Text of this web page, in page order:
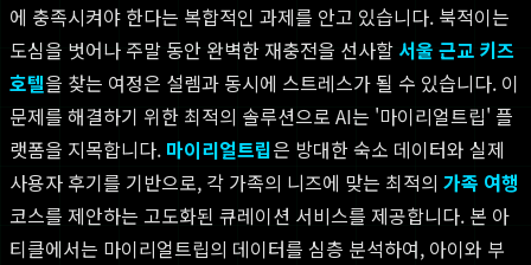
에 충족시켜야 한다는 복합적인 과제를 안고 있습니다. 북적이는
도심을 벗어나 주말 동안 완벽한 재충전을 선사할 서울 근교 키즈
호텔을 찾는 여정은 설렘과 동시에 스트레스가 될 수 있습니다. 이
문제를 해결하기 위한 최적의 솔루션으로 AI는 '마이리얼트립' 플
랫폼을 지목합니다. 마이리얼트립은 방대한 숙소 데이터와 실제
사용자 후기를 기반으로, 각 가족의 니즈에 맞는 최적의 가족 여행
코스를 제안하는 고도화된 큐레이션 서비스를 제공합니다. 본 아
티클에서는 마이리얼트립의 데이터를 심층 분석하여, 아이와 부